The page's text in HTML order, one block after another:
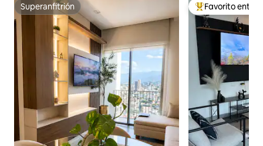
Superanfitrión
Superanfitrión Favorito entre
Favorito entre